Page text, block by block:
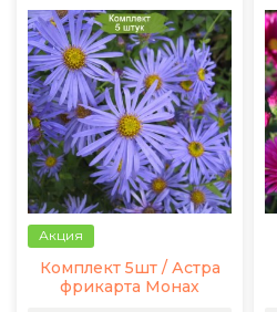
Акция
Комплект 5шт / Астра
фрикарта Монах